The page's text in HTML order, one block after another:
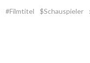
#Filmtitel $Schauspieler